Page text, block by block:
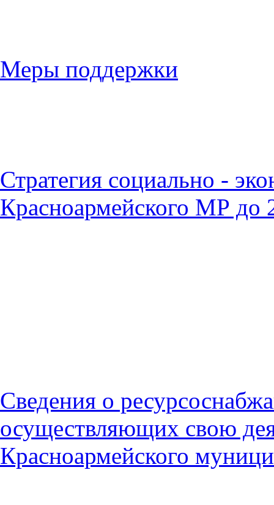
Меры поддержки
Стратегия социально -
Красноармейского МР до
Сведения о
осуществляющих свою
Красноармейского